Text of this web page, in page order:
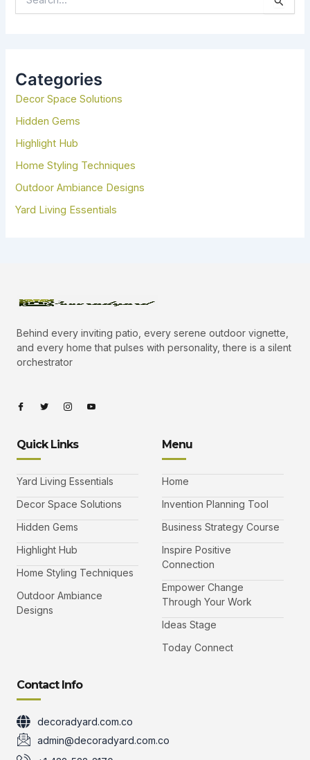
E
H
F
O
R
Categories
Decor Space Solutions
Hidden Gems
Highlight Hub
Home Styling Techniques
Outdoor Ambiance Designs
Yard Living Essentials
Behind every inviting patio, every serene outdoor vignette,
and every home that pulses with personality, there is a silent
orchestrator
I
c
f
a
c
b
o
o
k
I
c
t
t
e
r
I
c
i
a
g
r
a
m
-
1
I
c
u
b
e
-
v
Quick Links
Yard Living Essentials
Decor Space Solutions
Hidden Gems
Highlight Hub
Home Styling Techniques
Outdoor Ambiance
Designs
Menu
Home
Invention Planning Tool
Business Strategy Course
Inspire Positive
Connection
Empower Change
Through Your Work
Ideas Stage
Today Connect
Contact Info
decoradyard.com.co
admin@decoradyard.com.co